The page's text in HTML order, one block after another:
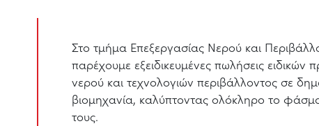
Στο τμήμα Επεξεργασίας Νερού και
παρέχουμε εξειδικευμένες πωλήσεις ειδικών
νερού και τεχνολογιών περιβάλλοντος σε
βιομηχανία, καλύπτοντας ολόκληρο το
τους.